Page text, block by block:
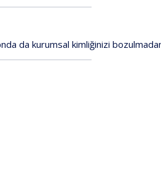
da kurumsal kimliğinizi